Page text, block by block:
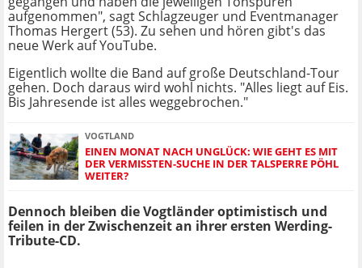
aufgenommen", sagt Schlagzeuger und Eventmanager
Thomas Hergert (53). Zu sehen und hören gibt's das
neue Werk auf YouTube.
Eigentlich wollte die Band auf große Deutschland-Tour
gehen. Doch daraus wird wohl nichts. "Alles liegt auf Eis.
Bis Jahresende ist alles weggebrochen."
VOGTLAND
EINEN MONAT NACH UNGLÜCK: WIE GEHT ES MIT
DER VERMISSTEN-SUCHE IN DER TALSPERRE PÖHL
WEITER?
Dennoch bleiben die Vogtländer optimistisch und
feilen in der Zwischenzeit an ihrer ersten Werding-
Tribute-CD.